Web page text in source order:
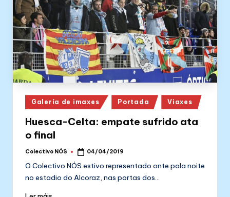
Posted
in
Galería de imaxes Portada Viaxes
Huesca-Celta: empate sufrido ata
o final
Posted
Colectivo NÓS 04/04/2019
O Colectivo NÓS estivo representado onte pola noite
no estadio do Alcoraz, nas portas dos…